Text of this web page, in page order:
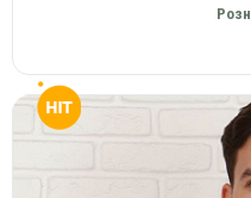
Розн